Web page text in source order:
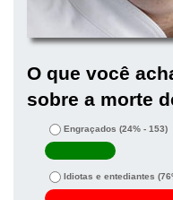
O que você
sobre a morte
Engraçados (24% - 153)
Idiotas e entediantes